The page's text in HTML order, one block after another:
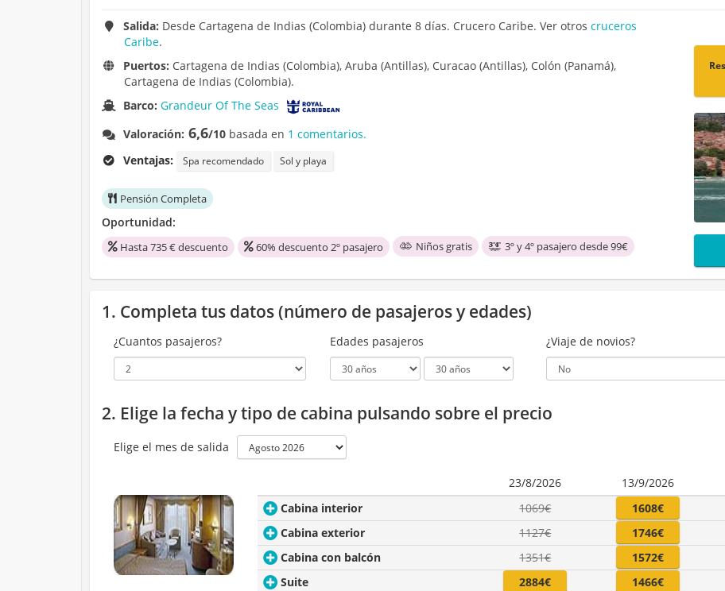
Salida: Desde Cartagena de Indias (Colombia) durante 8 días. Crucero Caribe. Ver otroscruceros
Caribe.
Puertos: Cartagena de Indias (Colombia), Aruba (Antillas), Curacao (Antillas), Colón (Panamá),
Cartagena de Indias (Colombia).
Barco:Grandeur Of The Seas
Valoración: 6,6/10 basada en 1 comentarios.
Ventajas:
Spa recomendado Sol y playa
Pensión Completa
Oportunidad:
Hasta 735 € descuento 60% descuento 2º pasajero Niños gratis 3º y 4º pasajero desde 99€
1. Completa tus datos (número de pasajeros y edades)
¿Cuantos pasajeros? Edades pasajeros ¿Viaje de novios?
2. Elige la fecha y tipo de cabina pulsando sobre el precio
Elige el mes de salida
23/8/2026 13/9/2026
Cabina interior
1069€ 1608€
Cabina exterior
1127€ 1746€
Cabina con balcón
1351€ 1572€
Suite
2884€ 1466€